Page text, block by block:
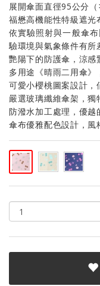
展開傘面直徑95公分（
福懋高機能性特級遮
依實驗照射與一般傘
驗環境與氣象條件有所
艷陽下的防護傘，涼感
多用途《晴雨二用傘
可愛小櫻桃圖案設計，
嚴選玻璃纖維傘架，獨
防潑水加工處理，優越
傘布優雅配色設計，風